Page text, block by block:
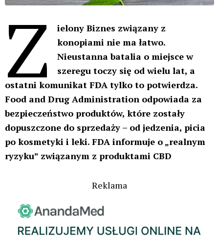
Z
ielony Biznes związany z
konopiami nie ma łatwo.
Nieustanna batalia o miejsce w
szeregu toczy się od wielu lat, a
ostatni komunikat FDA tylko to potwierdza.
Food and Drug Administration odpowiada za
bezpieczeństwo produktów, które zostały
dopuszczone do sprzedaży – od jedzenia, picia
po kosmetyki i leki. FDA informuje o „realnym
ryzyku” związanym z produktami CBD
Reklama